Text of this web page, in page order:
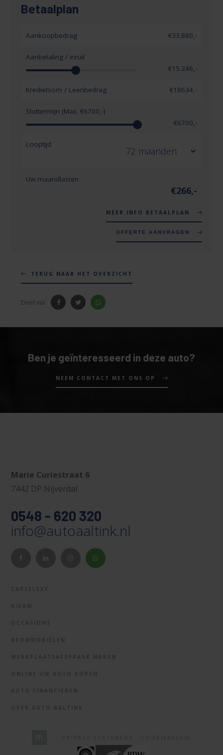
Betaalplan
Aankoopbedrag €33.880,-
Aanbetaling / inruil
€15.246 ,-
Kredietsom / Leenbedrag €18634 ,-
Slottermijn (Max. €6700 ,-)
€6700 ,-
Looptijd
Uw maandlasten
€266,-
MEER INFO BETAALPLAN
OFFERTE AANVRAGEN
TERUG NAAR HET OVERZICHT
Deel via:
Ben je geïnteresseerd in deze auto?
NEEM CONTACT MET ONS OP
Marie Curiestraat 6
7442 DP Nijverdal
0548 - 620 320
info@autoaaltink.nl